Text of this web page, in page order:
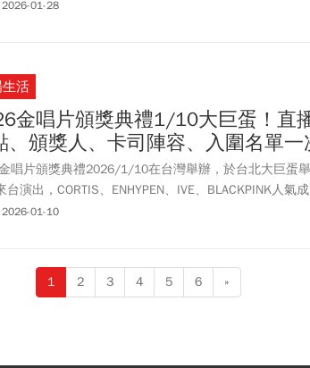
。
2026-01-28
活
金唱片頒獎典禮1/10大巨蛋！直
、頒獎人、卡司陣容、入圍名單一
唱片頒獎典禮2026/1/10在台灣舉辦，於台北大巨蛋
台演出，CORTIS、ENHYPEN、IVE、BLACKPINK人
男神許光漢以及天后蔡依林也會出席。想看金唱片直播
、ENHYPEN、Stray Kids、 LE SSERAFIM的應援影片
一文整理頒獎嘉賓、演出陣容、入圍名單、直播平台
2026-01-10
1 2 3 4 5 6 »